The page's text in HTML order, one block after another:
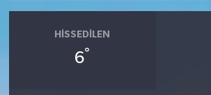
HISSEDILEN
6°